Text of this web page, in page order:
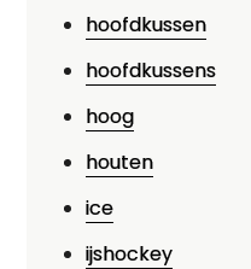
hoofdkussen
hoofdkussens
hoog
houten
ice
ijshockey